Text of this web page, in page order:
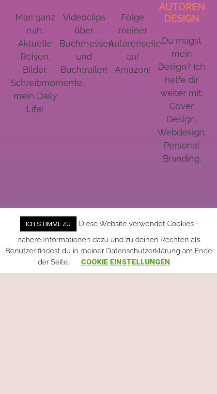
Mari ganz
nah:
Aktuelle
Reisen,
Bilder,
Schreibmomente,
mein Daily
Life!
Videoclips
über
Buchmessen
und
Buchtrailer!
Folge
meiner
Autorenseite
auf
Amazon!
AUTOREN
DESIGN
Du magst
mein
Design? Ich
helfe dir
weiter mit:
Cover
Design,
Webdesign,
Personal
Branding.
ICH STIMME ZU
Diese Website verwendet Cookies –
nähere Informationen dazu und zu deinen Rechten als
Benutzer findest du in meiner Datenschutzerklärung am Ende
der Seite.
COOKIE EINSTELLUNGEN